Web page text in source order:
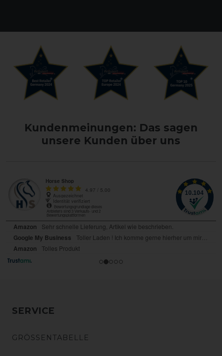
Kundenmeinungen: Das sagen
unsere Kunden über uns
SERVICE
GRÖSSENTABELLE